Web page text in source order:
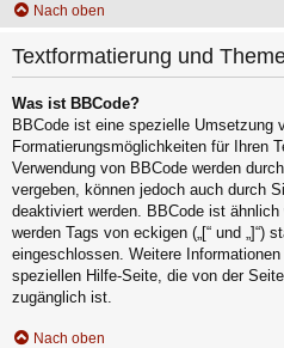
Nach oben
Textformatierung und
Was ist BBCode?
BBCode ist eine spezielle Umsetzung
Formatierungsmöglichkeiten für Ihren
Verwendung von BBCode werden
vergeben, können jedoch auch durch
deaktiviert werden. BBCode ist
werden Tags von eckigen („[“ und „]“)
eingeschlossen. Weitere
speziellen Hilfe-Seite, die von der
zugänglich ist.
Nach oben